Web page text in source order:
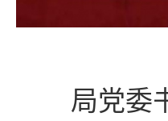
局党委书